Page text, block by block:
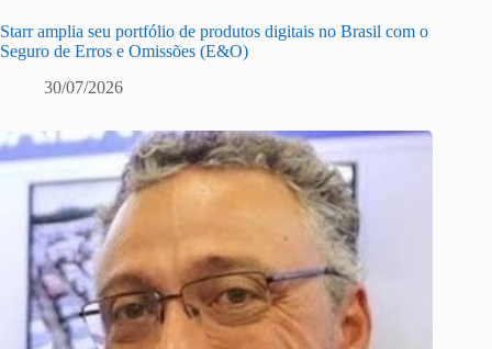
Starr amplia seu portfólio de produtos digitais no Brasil com o
Seguro de Erros e Omissões (E&O)
30/07/2026